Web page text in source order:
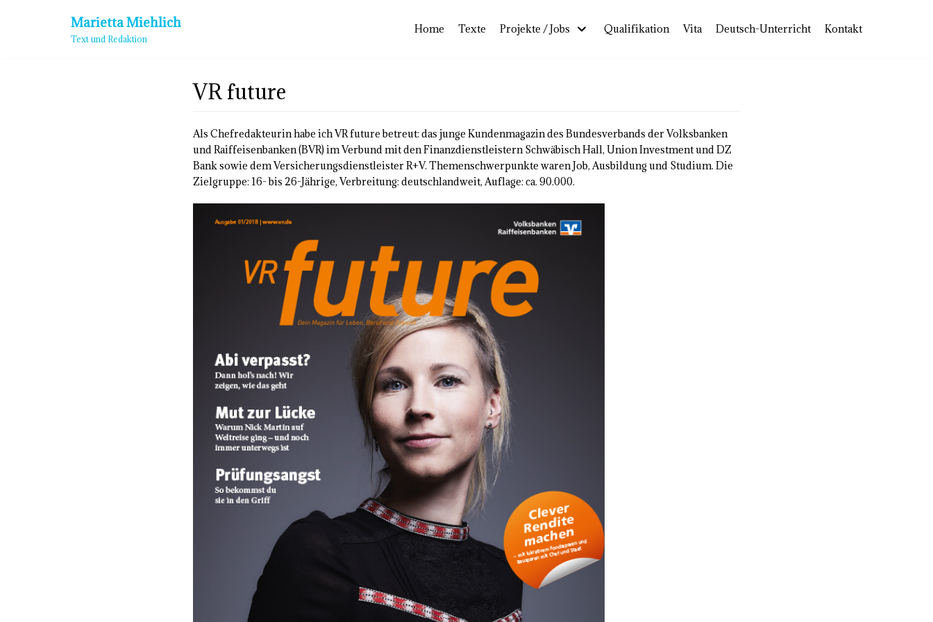
Marietta Miehlich
Text und Redaktion
Home Texte Projekte / Jobs Qualifikation Vita Deutsch-Unterricht Kontakt
VR future
Als Chefredakteurin habe ich VR future betreut: das junge Kundenmagazin des Bundesverbands der Volksbanken
und Raiffeisenbanken (BVR) im Verbund mit den Finanzdienstleistern Schwäbisch Hall, Union Investment und DZ
Bank sowie dem Versicherungsdienstleister R+V. Themenschwerpunkte waren Job, Ausbildung und Studium. Die
Zielgruppe: 16- bis 26-Jährige, Verbreitung: deutschlandweit, Auflage: ca. 90.000.